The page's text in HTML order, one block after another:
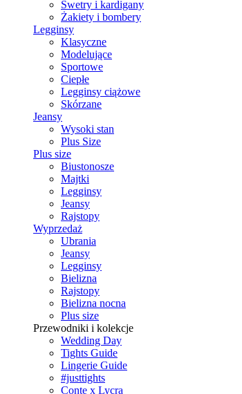
Swetry i kardigany
Żakiety i bombery
Legginsy
Klasyczne
Modelujące
Sportowe
Ciepłe
Legginsy ciążowe
Skórzane
Jeansy
Wysoki stan
Plus Size
Plus size
Biustonosze
Majtki
Legginsy
Jeansy
Rajstopy
Wyprzedaż
Ubrania
Jeansy
Legginsy
Bielizna
Rajstopy
Bielizna nocna
Plus size
Przewodniki i kolekcje
Wedding Day
Tights Guide
Lingerie Guide
#justtights
Conte x Lycra